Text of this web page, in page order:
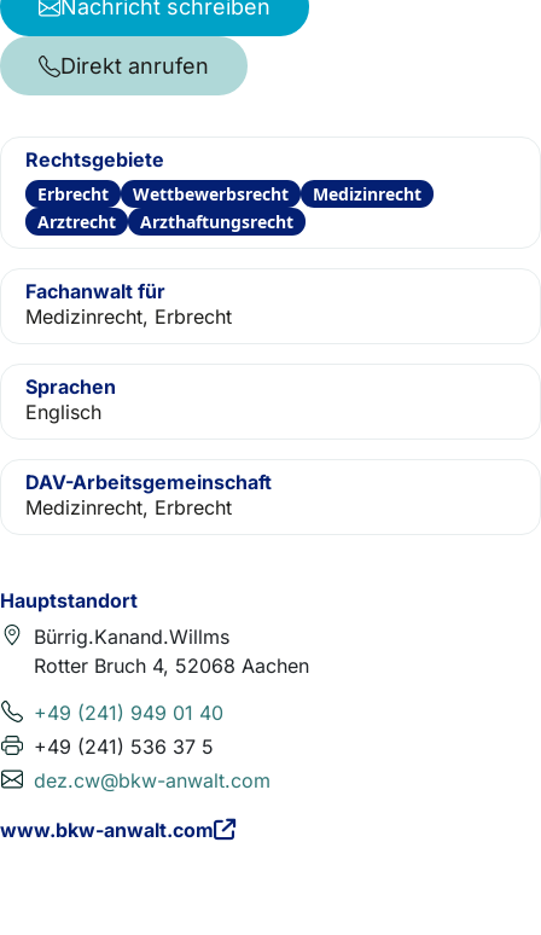
Hauptstandort
Bürrig.Kanand.Willms
Rotter Bruch 4, 52068 Aachen
+49 (241) 949 01 40
+49 (241) 536 37 5
dez.cw@bkw-anwalt.com
www.bkw-anwalt.com
Nachricht schreiben
Direkt anrufen
Rechtsgebiete
Erbrecht Wettbewerbsrecht
Medizinrecht
Arztrecht
Arzthaftungsrecht
Fachanwalt für
Medizinrecht, Erbrecht
Sprachen
Englisch
DAV-Arbeitsgemeinschaft
Medizinrecht, Erbrecht